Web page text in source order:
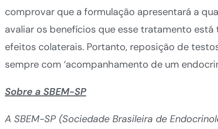
comprovar que a formulação apresentará a
avaliar os benefícios que esse tratamento
efeitos colaterais. Portanto, reposição de
sempre com ‘acompanhamento de um
Sobre a SBEM-SP
A SBEM-SP (Sociedade Brasileira de